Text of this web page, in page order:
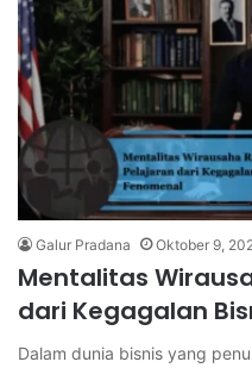
Galur Pradana Oktober 9,
Mentalitas
dari Kegagalan
Dalam dunia bisnis yang